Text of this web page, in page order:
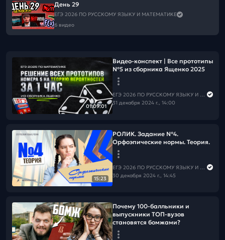
День 29
ЕГЭ 2026 ПО РУССКОМУ ЯЗЫКУ И МАТЕМАТИКЕ
6 видео
01:09:01
Видео-конcпект | Все прототипы
№5 из сборника Ященко 2025
ЕГЭ 2026 ПО РУССКОМУ ЯЗЫКУ И МАТЕМАТИКЕ
31 декабря 2024 г., 14:00
15:23
РОЛИК. Задание №4.
Орфоэпические нормы. Теория.
ЕГЭ 2026 ПО РУССКОМУ ЯЗЫКУ И МАТЕМАТИКЕ
30 декабря 2024 г., 14:45
Почему 100-балльники и
выпускники ТОП-вузов
становятся бомжами?